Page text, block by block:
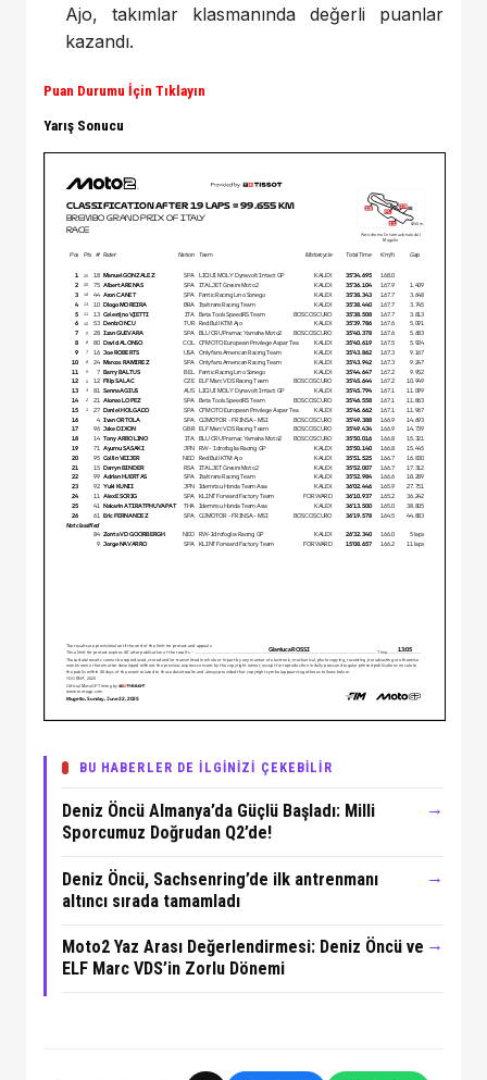
Ajo, takımlar klasmanında değerli puanlar
kazandı.
Puan Durumu İçin Tıklayın
Yarış Sonucu
BU HABERLER DE İLGİNİZİ ÇEKEBİLİR
Deniz Öncü Almanya’da Güçlü Başladı: Milli
Sporcumuz Doğrudan Q2’de!
→
Deniz Öncü, Sachsenring’de ilk antrenmanı
altıncı sırada tamamladı
→
Moto2 Yaz Arası Değerlendirmesi: Deniz Öncü ve
ELF Marc VDS’in Zorlu Dönemi
→